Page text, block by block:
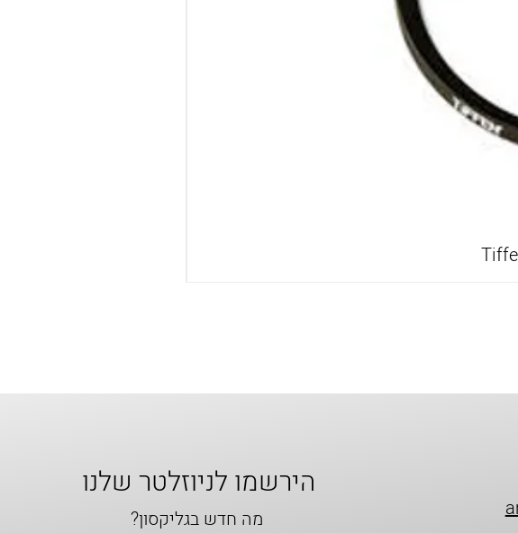
הירשמו לניוזלטר שלנו
מה חדש בגליקסון?